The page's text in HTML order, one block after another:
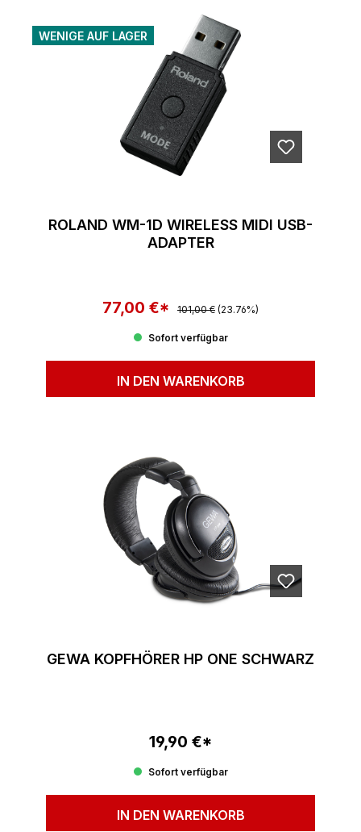
WENIGE AUF LAGER
ROLAND WM-1D WIRELESS MIDI USB-
ADAPTER
Verkaufspreis:
77,00 €* Regulärer Preis:
101,00 € (23.76%)
Sofort verfügbar
IN DEN WARENKORB
GEWA KOPFHÖRER HP ONE SCHWARZ
Regulärer Preis:
19,90 €*
Sofort verfügbar
IN DEN WARENKORB